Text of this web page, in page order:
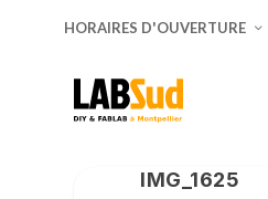
HORAIRES D'OUVERTURE
IMG_1625